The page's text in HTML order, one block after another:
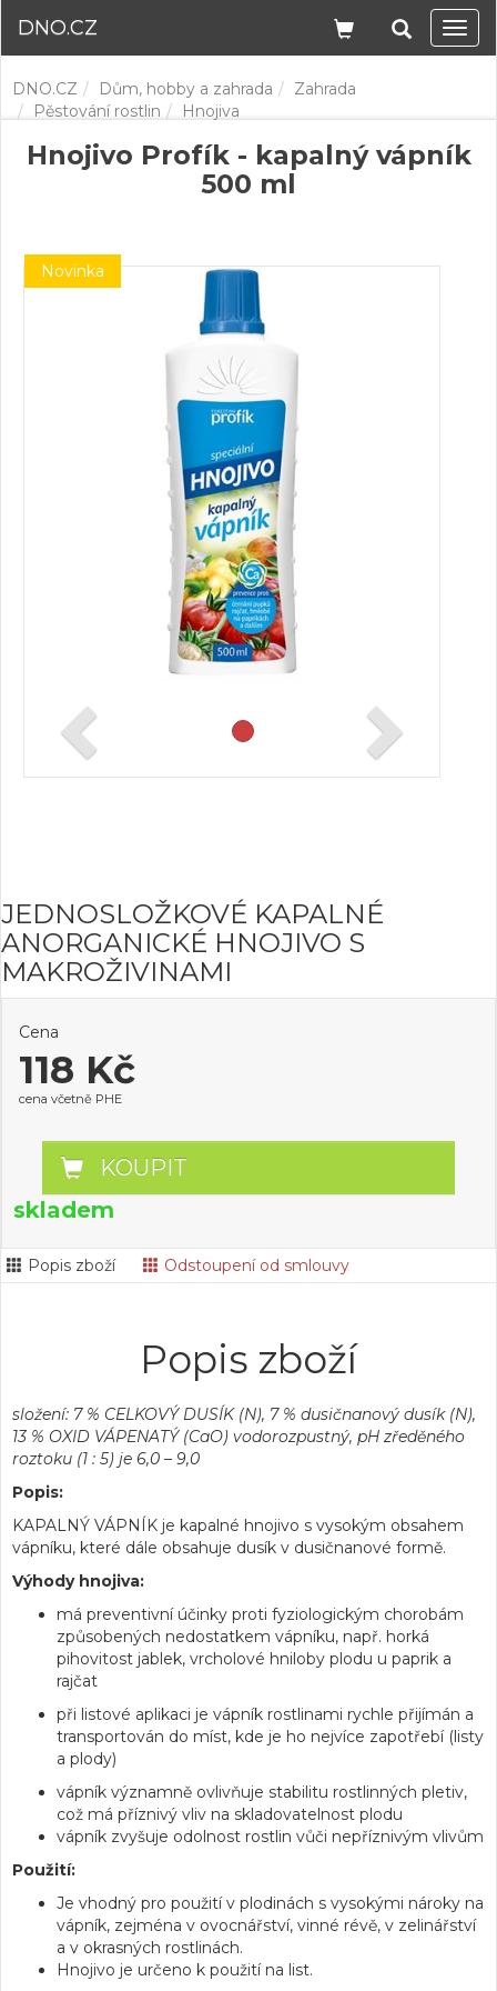
DNO.CZ
DNO.CZ Dům, hobby a zahrada
Zahrada
Pěstování rostlin
Hnojiva
Hnojivo Profík - kapalný vápník
500 ml
Novinka
JEDNOSLOŽKOVÉ KAPALNÉ
ANORGANICKÉ HNOJIVO S
MAKROŽIVINAMI
Cena
118 Kč
cena včetně PHE
KOUPIT
skladem
Popis zboží Odstoupení od smlouvy
Popis zboží
složení: 7 % CELKOVÝ DUSÍK (N), 7 % dusičnanový dusík (N),
13 % OXID VÁPENATÝ (CaO) vodorozpustný, pH zředěného
roztoku (1 : 5) je 6,0 – 9,0
Popis:
KAPALNÝ VÁPNÍK je kapalné hnojivo s vysokým obsahem
vápníku, které dále obsahuje dusík v dusičnanové formě.
Výhody hnojiva:
má preventivní účinky proti fyziologickým chorobám
způsobených nedostatkem vápníku, např. horká
pihovitost jablek, vrcholové hniloby plodu u paprik a
rajčat
při listové aplikaci je vápník rostlinami rychle přijímán a
transportován do míst, kde je ho nejvíce zapotřebí (listy
a plody)
vápník významně ovlivňuje stabilitu rostlinných pletiv,
což má příznivý vliv na skladovatelnost plodu
vápník zvyšuje odolnost rostlin vůči nepříznivým vlivům
Použití:
Je vhodný pro použití v plodinách s vysokými nároky na
vápník, zejména v ovocnářství, vinné révě, v zelinářství
a v okrasných rostlinách.
Hnojivo je určeno k použití na list.